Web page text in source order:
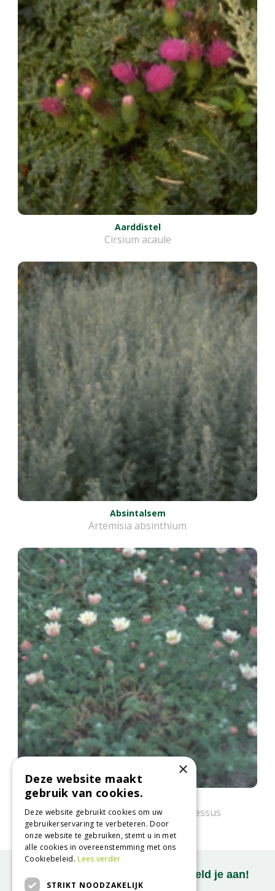
Aarddistel
Cirsium acaule
Absintalsem
Artemisia absinthium
Afrikaanse pyrethrum
Anacyclus pyrethrum var. depressus
Onze nieuwsbrief ontvangen? Meld je aan!
×
Deze website maakt
gebruik van cookies.
Deze website gebruikt cookies om uw
gebruikerservaring te verbeteren. Door
onze website te gebruiken, stemt u in met
alle cookies in overeenstemming met ons
Cookiebeleid.Lees verder
STRIKT NOODZAKELIJK